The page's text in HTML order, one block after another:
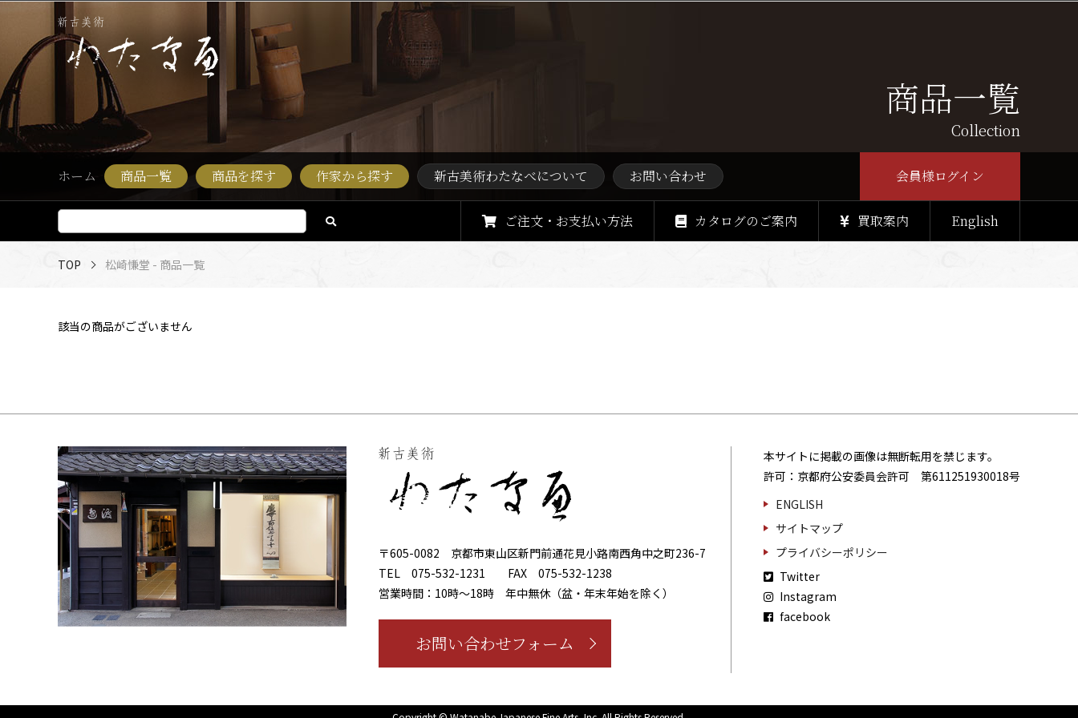
商品一覧
Collection
ホーム 商品一覧 商品を探す 作家から探す 新古美術わたなべについて お問い合わせ 会員様ログイン
ご注文・お支払い方法 カタログのご案内 買取案内 English
TOP 松崎慊堂 - 商品一覧
該当の商品がございません
〒605-0082 京都市東山区新門前通花見小路南西角中之町236-7
TEL
075-532-1231 FAX075-532-1238
営業時間：10時～18時 年中無休（盆・年末年始を除く）
お問い合わせフォーム
本サイトに掲載の画像は無断転用を禁じます。
許可：京都府公安委員会許可 第611251930018号
ENGLISH
サイトマップ
プライバシーポリシー
Twitter
Instagram
facebook